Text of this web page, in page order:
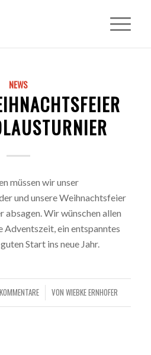
NEWS
müssen wir unser
und unsere Weihnachtsfeier
Wir wünschen allen
Adventszeit, ein entspanntes
Start ins neue Jahr.
/ VON WIEBKE ERNHOFER